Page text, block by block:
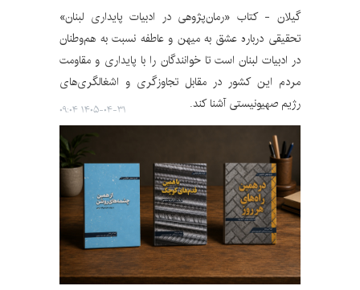
گیلان - کتاب «رمان‌پژوهی در ادبیات پایداری لبنان»
تحقیقی درباره عشق به میهن و عاطفه نسبت به هم‌وطنان
در ادبیات لبنان است تا خوانندگان را با پایداری و مقاومت
مردم این کشور در مقابل تجاوزگری و اشغالگری‌های
رژیم صهیونیستی آشنا کند.
۱۴۰۵-۰۴-۳۱ ۰۹:۰۴